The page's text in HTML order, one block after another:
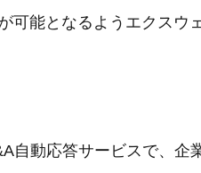
可能となるようエクスウ
自動応答サービスで、